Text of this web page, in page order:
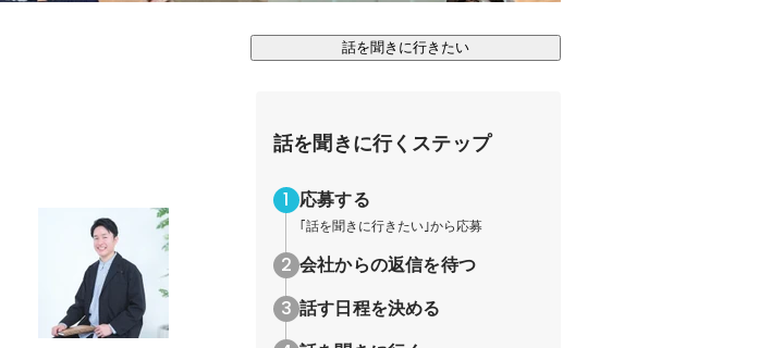
話を聞きに行きたい
話を聞きに行くステップ
応募する
｢話を聞きに行きたい｣から応募
会社からの返信を待つ
話す日程を決める